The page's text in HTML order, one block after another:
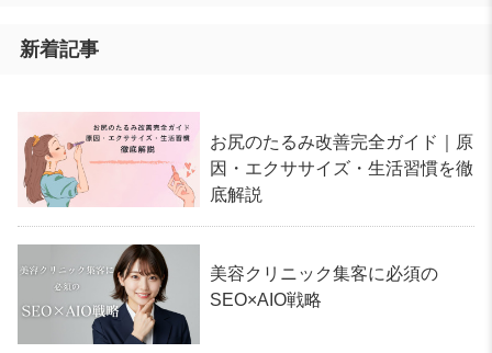
新着記事
お尻のたるみ改善完全ガイド｜原
因・エクササイズ・生活習慣を徹
底解説
美容クリニック集客に必須の
SEO×AIO戦略